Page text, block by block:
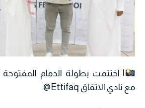
| اختتمت بطولة الدمام المفتوحة
مع نادي الاتفاق ‪@Ettifaq‬